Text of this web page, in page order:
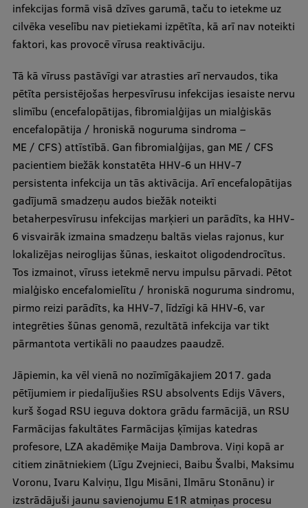
Ilgtspējīga attīstība
Studiju un vides pieejamība
Dati par 2025. gadu
Suvenīri un grāmatas
Mūžizglītība
Ētikas un līdztiesības mācības
Atvērtā universitāte
Sagatavošanas kursi
Profesionālās pilnveides kursi
ESF kvalifikācijas celšanas kursi
Pedagoģiskās izaugsmes centrs
Kvalifikācijas atbilstības pārbaude
Pētniecība
Zinātniskie institūti un laboratorijas
infekcijas formā visā dzīves garumā, taču to ietekme uz
cilvēka veselību nav pietiekami izpētīta, kā arī nav noteikti
faktori, kas provocē vīrusa reaktivāciju.
Tā kā vīruss pastāvīgi var atrasties arī nervaudos, tika
pētīta persistējošas herpesvīrusu infekcijas iesaiste nervu
slimību (encefalopātijas, fibromialģijas un mialģiskās
encefalopātija / hroniskā noguruma sindroma –
ME / CFS) attīstībā. Gan fibromialģijas, gan ME / CFS
pacientiem biežāk konstatēta HHV-6 un HHV-7
persistenta infekcija un tās aktivācija. Arī encefalopātijas
gadījumā smadzeņu audos biežāk noteikti
betaherpesvīrusu infekcijas marķieri un parādīts, ka HHV-
6 visvairāk izmaina smadzeņu baltās vielas rajonus, kur
lokalizējas neiroglijas šūnas, ieskaitot oligodendrocītus.
Tos izmainot, vīruss ietekmē nervu impulsu pārvadi. Pētot
mialģisko encefalomielītu / hroniskā noguruma sindromu,
pirmo reizi parādīts, ka HHV-7, līdzīgi kā HHV-6, var
integrēties šūnas genomā, rezultātā infekcija var tikt
pārmantota vertikāli no paaudzes paaudzē.
Jāpiemin, ka vēl vienā no nozīmīgākajiem 2017. gada
pētījumiem ir piedalījušies RSU absolvents Edijs Vāvers,
kurš šogad RSU ieguva doktora grādu farmācijā, un RSU
Farmācijas fakultātes Farmācijas ķīmijas katedras
profesore, LZA akadēmiķe Maija Dambrova. Viņi kopā ar
citiem zinātniekiem (Līgu Zvejnieci, Baibu Švalbi, Maksimu
Voronu, Ivaru Kalviņu, Ilgu Misāni, Ilmāru Stonānu) ir
izstrādājuši jaunu savienojumu E1R atmiņas procesu